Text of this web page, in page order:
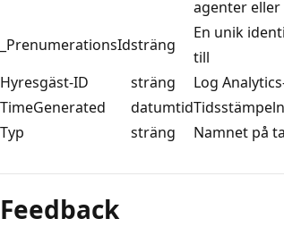
agenter eller
_PrenumerationsIdsträng
En unik
till
Hyresgäst-ID
sträng
Log
TimeGenerated
datumtid
Typ
sträng
Namnet på
inaktiverat
Feedback